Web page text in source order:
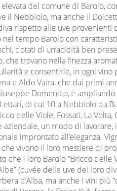
del comune di Barolo,
il Nebbiolo, ma anche il
rispetto alle uve provenienti
nel tempo Barolo con
dotati di un’acidità ben
che trovano nella finezza
e consentirle, in ogni
e Aldo Vaira, che dai primi
Domenico, e ampliando
ettari, di cui 10 a Nebbiolo da
delle Viole, Fossati, La
aziendale, un modo di lavorare,
improntato all’eleganza.
vivono il loro mestiere di
che i loro Barolo “Bricco delle
(cuvée delle uve dei loro
d’Alba, ma anche i vini più